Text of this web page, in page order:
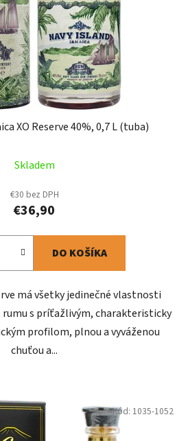
XO Reserve 40%, 0,7 L (tuba)
Skladem
€30 bez DPH
€36,90
DO KOŠÍKA
má všetky jedinečné vlastnosti
s príťažlivým, charakteristicky
profilom, plnou a vyváženou
chuťou a...
Kód: 1035-1052